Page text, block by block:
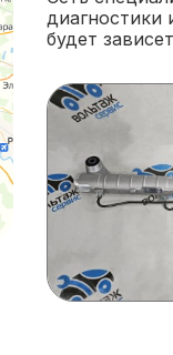
диагностики
будет